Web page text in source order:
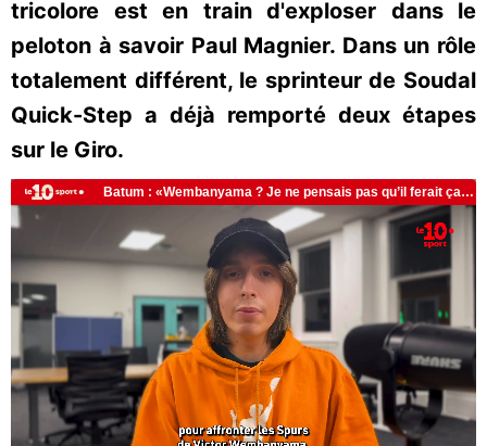
tricolore est en train d'exploser dans le
peloton à savoir Paul Magnier. Dans un rôle
totalement différent, le sprinteur de Soudal
Quick-Step a déjà remporté deux étapes
sur le Giro.